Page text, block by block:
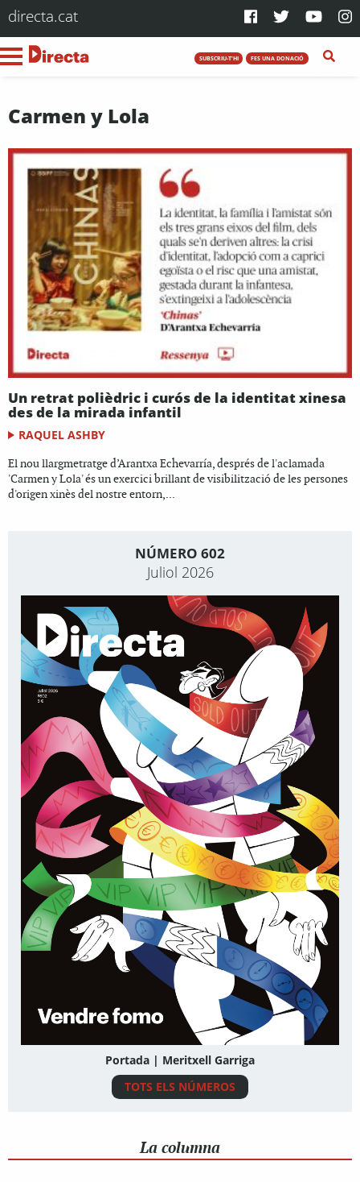
directa.cat
SUBSCRIU-T'HI FES UNA DONACIÓ
Carmen y Lola
Un retrat polièdric i curós de la identitat xinesa
des de la mirada infantil
RAQUEL ASHBY
El nou llargmetratge d’Arantxa Echevarría, després de l'aclamada
'Carmen y Lola' és un exercici brillant de visibilització de les persones
d'origen xinès del nostre entorn,...
NÚMERO 602
Juliol 2026
Portada | Meritxell Garriga
TOTS ELS NÚMEROS
La columna